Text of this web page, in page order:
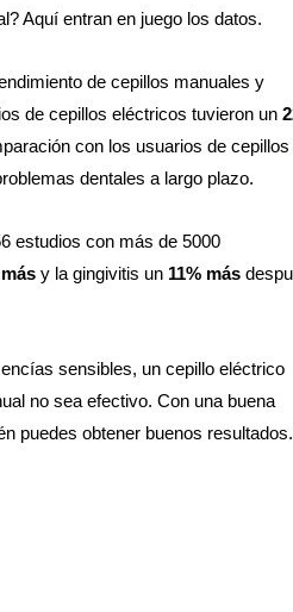
Aquí entran en juego los datos.
de cepillos manuales y
de cepillos eléctricos tuvieron un
con los usuarios de cepillos
dentales a largo plazo.
estudios con más de 5000
y la gingivitis un 11% más
sensibles, un cepillo eléctrico
no sea efectivo. Con una buena
puedes obtener buenos resultados.